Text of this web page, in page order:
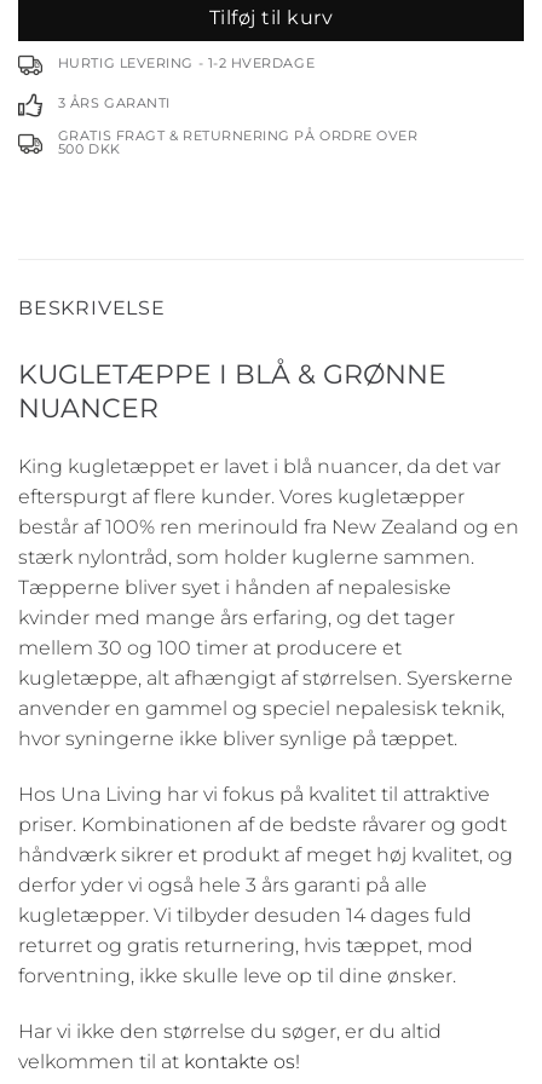
Tilføj til kurv
HURTIG LEVERING - 1-2 HVERDAGE
3 ÅRS GARANTI
GRATIS FRAGT & RETURNERING PÅ ORDRE OVER
500 DKK
BESKRIVELSE
KUGLETÆPPE I BLÅ & GRØNNE
NUANCER
King kugletæppet er lavet i blå nuancer, da det var
efterspurgt af flere kunder. Vores kugletæpper
består af 100% ren merinould fra New Zealand og en
stærk nylontråd, som holder kuglerne sammen.
Tæpperne bliver syet i hånden af nepalesiske
kvinder med mange års erfaring, og det tager
mellem 30 og 100 timer at producere et
kugletæppe, alt afhængigt af størrelsen. Syerskerne
anvender en gammel og speciel nepalesisk teknik,
hvor syningerne ikke bliver synlige på tæppet.
Hos Una Living har vi fokus på kvalitet til attraktive
priser. Kombinationen af de bedste råvarer og godt
håndværk sikrer et produkt af meget høj kvalitet, og
derfor yder vi også hele 3 års garanti på alle
kugletæpper. Vi tilbyder desuden 14 dages fuld
returret og gratis returnering, hvis tæppet, mod
forventning, ikke skulle leve op til dine ønsker.
Har vi ikke den størrelse du søger, er du altid
velkommen til at kontakte os!